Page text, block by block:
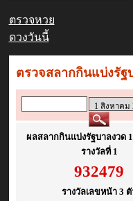
ตรวจหวย
ดวงวันนี้